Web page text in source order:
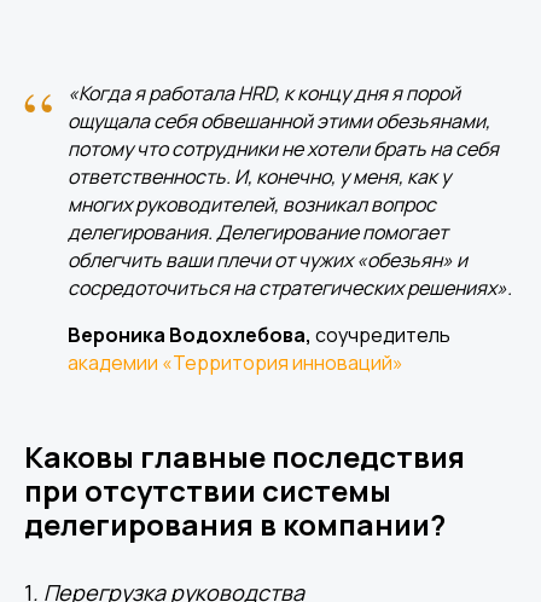
“
«Когда я работала HRD, к концу дня я порой
ощущала себя обвешанной этими обезьянами,
потому что сотрудники не хотели брать на себя
ответственность. И, конечно, у меня, как у
многих руководителей, возникал вопрос
делегирования. Делегирование помогает
облегчить ваши плечи от чужих «обезьян» и
сосредоточиться на стратегических решениях».
Вероника Водохлебова, соучредитель
академии «Территория инноваций»
Каковы главные последствия
при отсутствии системы
делегирования в компании?
1. Перегрузка руководства